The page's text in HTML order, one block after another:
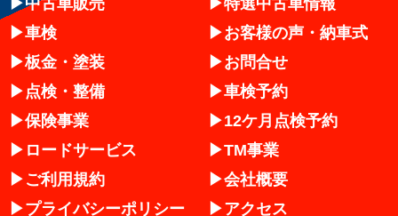
中古車販売
車検
板金・塗装
点検・整備
保険事業
ロードサービス
ご利用規約
プライバシーポリシー
特選中古車情報
お客様の声・納車式
お問合せ
車検予約
12ケ月点検予約
TM事業
会社概要
アクセス